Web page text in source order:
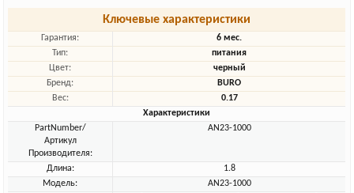
Ключевые характеристики
Гарантия:
6 мес.
Тип:
питания
Цвет:
черный
Бренд:
BURO
Вес:
0.17
Характеристики
PartNumber/
Артикул
Производителя:
AN23-1000
Длина:
1.8
Модель:
AN23-1000